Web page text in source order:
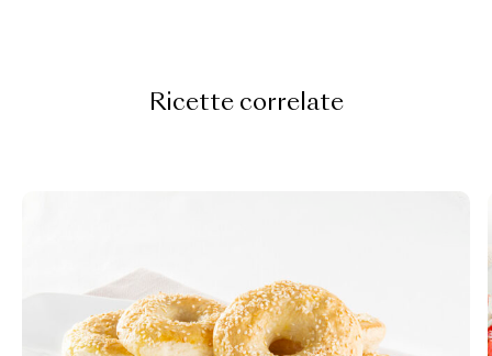
Ricette correlate